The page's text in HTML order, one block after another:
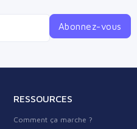
Abonnez-vous
RESSOURCES
Comment ça marche ?